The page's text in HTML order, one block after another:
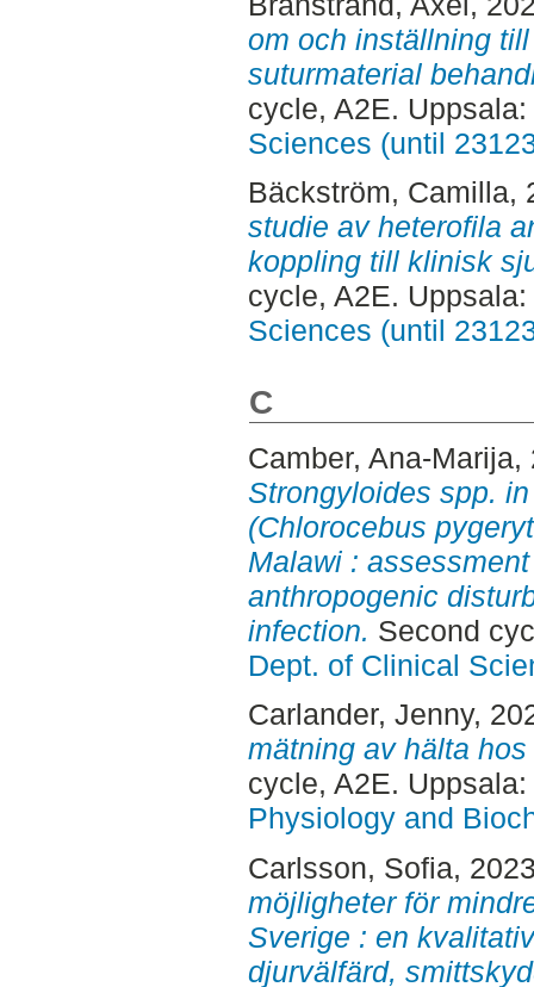
om och inställning
suturmaterial
cycle, A2E. Uppsala:
Sciences (until
Bäckström, Camilla,
studie av heterofila
koppling till klinisk
cycle, A2E. Uppsala:
Sciences (until
C
Camber, Ana-Marija,
Strongyloides spp.
(Chlorocebus
Malawi :
anthropogenic
infection. Second
Dept. of Clinical
Carlander, Jenny,
mätning av hälta
cycle, A2E. Uppsala:
Physiology and
Carlsson, Sofia,
möjligheter för
Sverige : en
djurvälfärd,